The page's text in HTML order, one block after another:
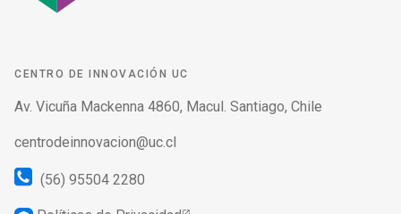
CENTRO DE INNOVACIÓN UC
Av. Vicuña Mackenna 4860, Macul. Santiago, Chile
centrodeinnovacion@uc.cl
(56) 95504 2280